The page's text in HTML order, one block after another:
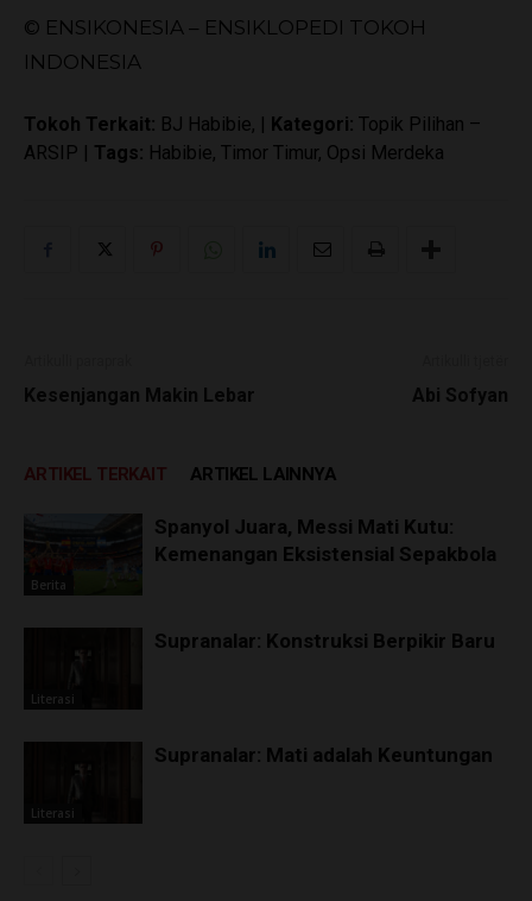
© ENSIKONESIA – ENSIKLOPEDI TOKOH
INDONESIA
Tokoh Terkait: BJ Habibie, | Kategori: Topik Pilihan –
ARSIP | Tags: Habibie, Timor Timur, Opsi Merdeka
Kesenjangan Makin Lebar Abi Sofyan
ARTIKEL TERKAIT ARTIKEL LAINNYA
Berita
Spanyol Juara, Messi Mati Kutu:
Kemenangan Eksistensial Sepakbola
Literasi
Supranalar: Konstruksi Berpikir Baru
Literasi
Supranalar: Mati adalah Keuntungan